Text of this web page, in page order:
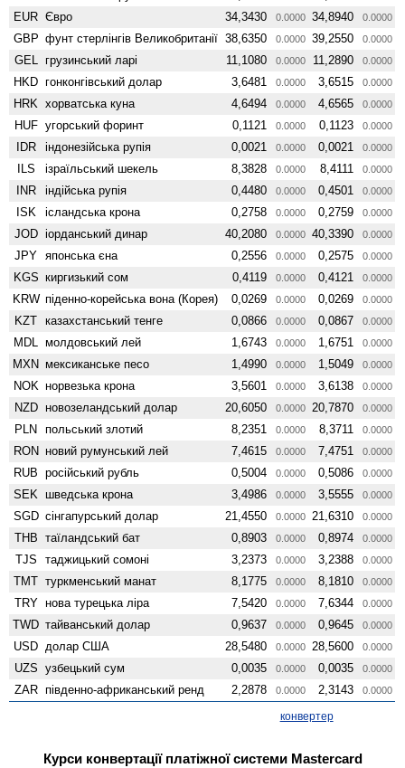
EUR Євро 34,3430 0.0000 34,8940 0.0000
GBP фунт стерлінгів Велико­британії 38,6350 0.0000 39,2550 0.0000
GEL грузинський ларі 11,1080 0.0000 11,2890 0.0000
HKD гонконгівський долар 3,6481 0.0000 3,6515 0.0000
HRK хорватська куна 4,6494 0.0000 4,6565 0.0000
HUF угорський форинт 0,1121 0.0000 0,1123 0.0000
IDR індонезійська рупія 0,0021 0.0000 0,0021 0.0000
ILS ізраїльський шекель 8,3828 0.0000 8,4111 0.0000
INR індійська рупія 0,4480 0.0000 0,4501 0.0000
ISK ісландська крона 0,2758 0.0000 0,2759 0.0000
JOD іорданський динар 40,2080 0.0000 40,3390 0.0000
JPY японська єна 0,2556 0.0000 0,2575 0.0000
KGS киргизький сом 0,4119 0.0000 0,4121 0.0000
KRW піденно-корейська вона (Корея) 0,0269 0.0000 0,0269 0.0000
KZT казахстанський тенге 0,0866 0.0000 0,0867 0.0000
MDL молдовський лей 1,6743 0.0000 1,6751 0.0000
MXN мексиканське песо 1,4990 0.0000 1,5049 0.0000
NOK норвезька крона 3,5601 0.0000 3,6138 0.0000
NZD ново­зеландський долар 20,6050 0.0000 20,7870 0.0000
PLN польський злотий 8,2351 0.0000 8,3711 0.0000
RON новий румунський лей 7,4615 0.0000 7,4751 0.0000
RUB російський рубль 0,5004 0.0000 0,5086 0.0000
SEK шведська крона 3,4986 0.0000 3,5555 0.0000
SGD сінгапурський долар 21,4550 0.0000 21,6310 0.0000
THB таїландський бат 0,8903 0.0000 0,8974 0.0000
TJS таджицький сомоні 3,2373 0.0000 3,2388 0.0000
TMT туркменський манат 8,1775 0.0000 8,1810 0.0000
TRY нова турецька ліра 7,5420 0.0000 7,6344 0.0000
TWD тайванський долар 0,9637 0.0000 0,9645 0.0000
USD долар США 28,5480 0.0000 28,5600 0.0000
UZS узбецький сум 0,0035 0.0000 0,0035 0.0000
ZAR південно-африканський ренд 2,2878 0.0000 2,3143 0.0000
конвертер
Курси конвертації платіжної системи Mastercard